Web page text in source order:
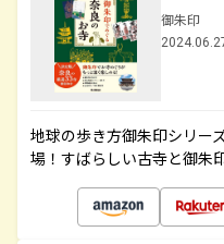
御朱印
地球の歩き方御朱印シリー
場！すばらしい古寺と御朱